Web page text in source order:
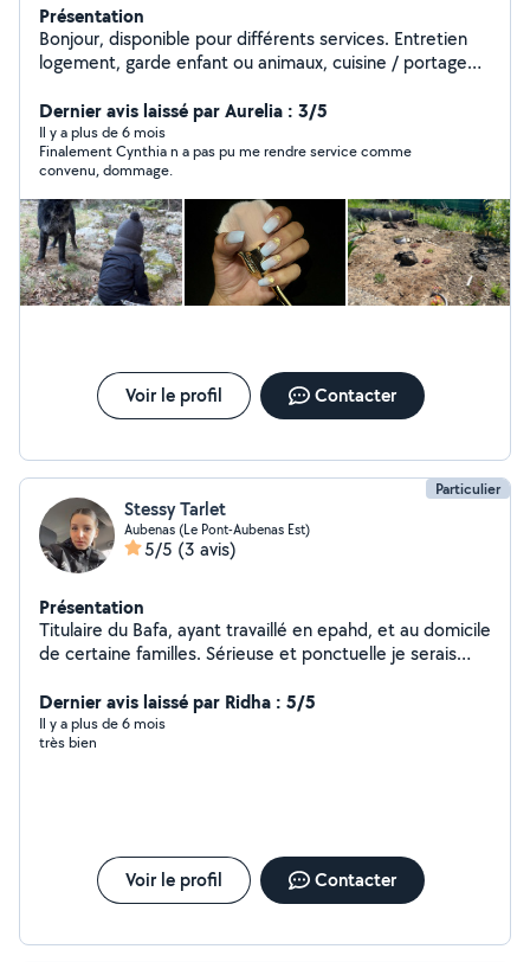
Présentation
Bonjour, disponible pour différents services. Entretien
logement, garde enfant ou animaux, cuisine / portage
encombrant ect
Dernier avis laissé par Aurelia : 3/5
Il y a plus de 6 mois
Finalement Cynthia n a pas pu me rendre service comme
convenu, dommage.
Voir le profil Contacter
Particulier
Stessy Tarlet
Aubenas (Le Pont-Aubenas Est)
5/5 (3 avis)
Présentation
Titulaire du Bafa, ayant travaillé en epahd, et au domicile
de certaine familles. Sérieuse et ponctuelle je serais
Dernier avis laissé par Ridha : 5/5
Il y a plus de 6 mois
très bien
Voir le profil Contacter